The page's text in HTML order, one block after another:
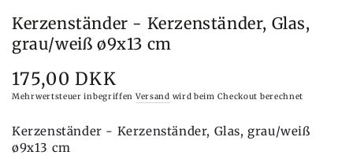
Kerzenständer - Kerzenständer, Glas,
grau/weiß ø9x13 cm
Preis
175,00 DKK
Mehrwertsteuer inbegriffen Versand wird beim Checkout berechnet
Kerzenständer - Kerzenständer, Glas, grau/weiß
ø9x13 cm